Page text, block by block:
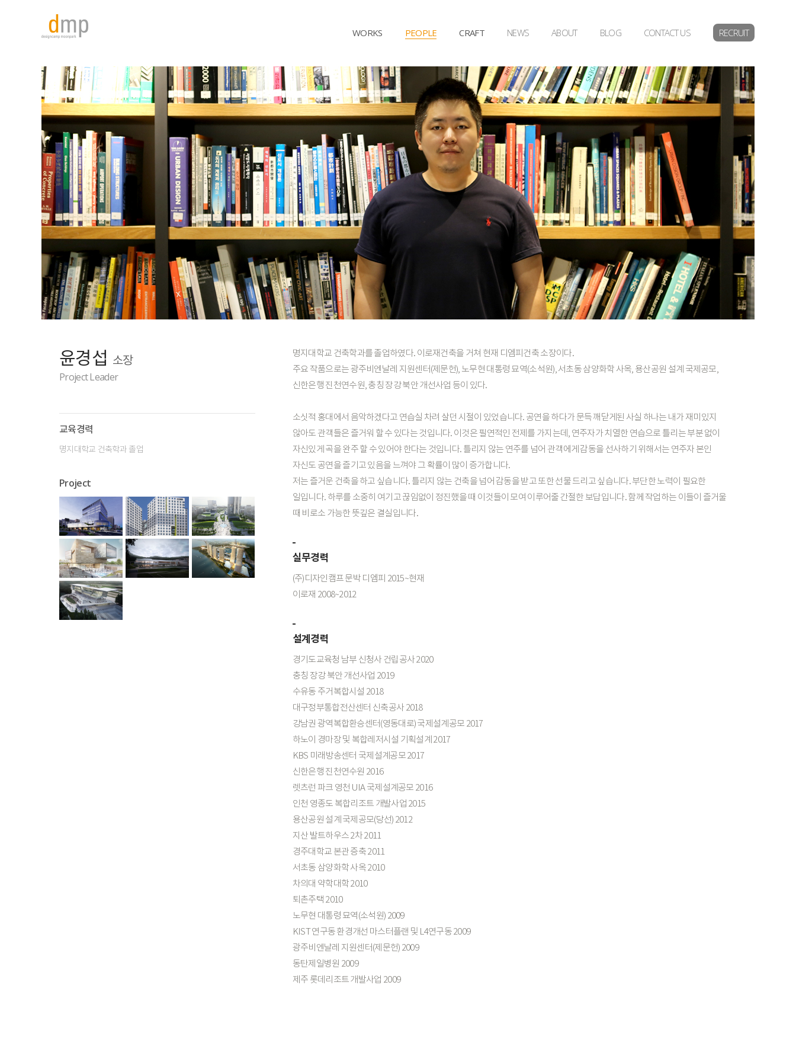
WORKS PEOPLE CRAFT NEWS ABOUT BLOG CONTACT US RECRUIT
윤경섭 소장
Project Leader
교육경력
명지대학교 건축학과 졸업
Project
명지대학교 건축학과를졸업하였다. 이로재건축을 거쳐 현재 디엠피건축소장이다.
주요 작품으로는광주비엔날레 지원센터(제문헌), 노무현 대통령 묘역(소석원),서초동삼양화학 사옥, 용산공원 설계 국제공모,
신한은행 진천연수원,충칭 장강북안개선사업 등이 있다.
소싯적 홍대에서 음악하겠다고 연습실 차려 살던 시절이 있었습니다. 공연을하다가 문득깨닫게된 사실 하나는 내가재미있지
않아도 관객들은 즐거워 할수 있다는것입니다. 이것은필연적인 전제를 가지는데, 연주자가치열한 연습으로 틀리는부분없이
자신있게 곡을완주할 수있어야 한다는 것입니다. 틀리지 않는 연주를 넘어 관객에게 감동을 선사하기 위해서는 연주자 본인
자신도 공연을즐기고있음을 느껴야 그 확률이 많이 증가합니다.
저는 즐거운 건축을하고 싶습니다. 틀리지 않는 건축을 넘어 감동을받고또한선물드리고싶습니다.부단한노력이 필요한
일입니다. 하루를 소중히 여기고끊임없이 정진했을때 이것들이 모여 이루어줄간절한 보답입니다.함께 작업하는 이들이 즐거울
때 비로소 가능한 뜻깊은 결실입니다.
실무경력
(주)디자인캠프 문박 디엠피 2015~현재
이로재 2008~2012
설계경력
경기도교육청 남부 신청사 건립공사 2020
충칭 장강 북안 개선사업 2019
수유동 주거복합시설 2018
대구정부통합전산센터 신축공사 2018
강남권 광역복합환승센터(영동대로) 국제설계공모 2017
하노이 경마장 및 복합레저시설 기획설계 2017
KBS 미래방송센터 국제설계공모 2017
신한은행 진천연수원 2016
렛츠런 파크 영천 UIA 국제설계공모 2016
인천 영종도 복합리조트 개발사업 2015
용산공원 설계 국제공모(당선) 2012
지산 발트하우스 2차 2011
경주대학교 본관 증축 2011
서초동 삼양화학 사옥 2010
차의대 약학대학 2010
퇴촌주택 2010
노무현 대통령 묘역(소석원) 2009
KIST 연구동 환경개선 마스터플랜 및 L4연구동 2009
광주비엔날레 지원센터(제문헌) 2009
동탄제일병원 2009
제주 롯데리조트 개발사업 2009